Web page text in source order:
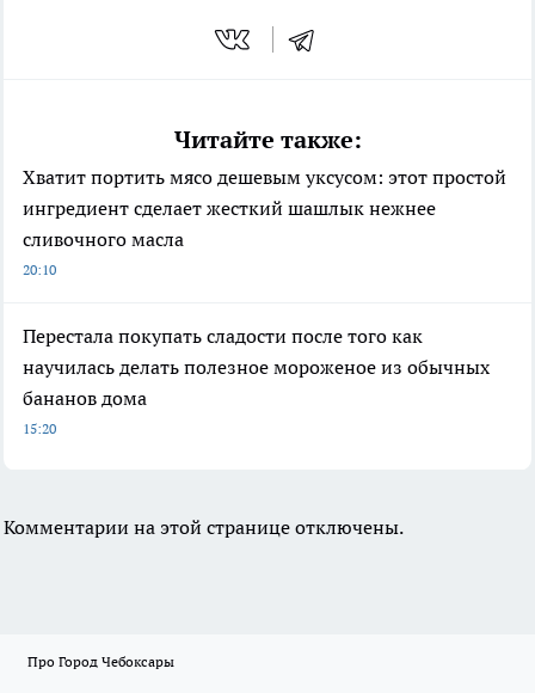
Читайте также:
Хватит портить мясо дешевым уксусом: этот простой
ингредиент сделает жесткий шашлык нежнее
сливочного масла
20:10
Перестала покупать сладости после того как
научилась делать полезное мороженое из обычных
бананов дома
15:20
Комментарии на этой странице отключены.
Про Город Чебоксары